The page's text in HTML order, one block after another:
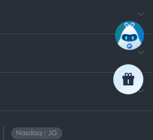
days)
9:30-
Email